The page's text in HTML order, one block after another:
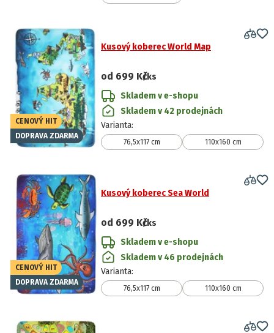
CENOVÝ HIT
DOPRAVA ZDARMA
Kusový koberec World Map
od 699 Kč/ks
Skladem v e-shopu
Skladem v 42 prodejnách
Varianta:
76,5x117 cm 110x160 cm
CENOVÝ HIT
DOPRAVA ZDARMA
Kusový koberec Sea World
od 699 Kč/ks
Skladem v e-shopu
Skladem v 46 prodejnách
Varianta:
76,5x117 cm 110x160 cm